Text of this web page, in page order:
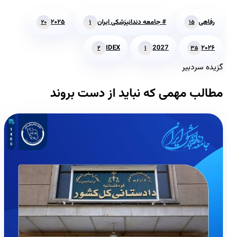
رفاهی ۱۵ # جامعه دندانپزشکی ایران ۱ ۲۰۲۵ ۲۰
۲۰۲۶ ۳۵ 2027 ۱ IDEX ۲
گزیده سردبیر
مطالب مهمی که نباید از دست بروند